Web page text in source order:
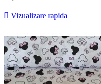
 Vizualizare rapida